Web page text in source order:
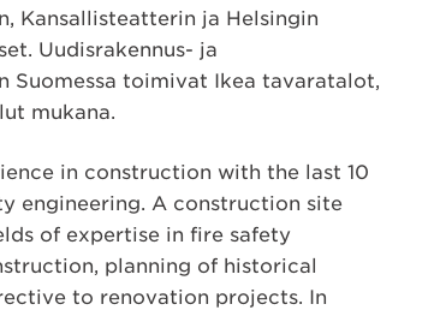
Kansallisteatterin ja Helsingin
Uudisrakennus- ja
Suomessa toimivat Ikea tavaratalot,
mukana.
in construction with the last 10
engineering. A construction site
of expertise in fire safety
planning of historical
to renovation projects. In